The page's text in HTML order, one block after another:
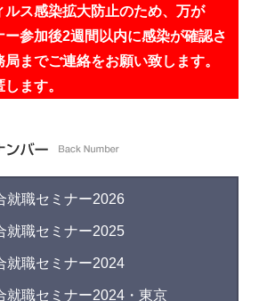
ルス感染拡大防止のため、万が
ー参加後2週間以内に感染が確認さ
までご連絡をお願い致します。
ます。
就職セミナー2026
就職セミナー2025
就職セミナー2024
就職セミナー2024・東京